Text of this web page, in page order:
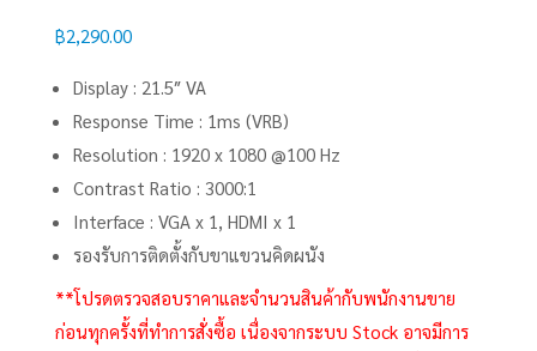
฿2,290.00
Display : 21.5″ VA
Response Time : 1ms (VRB)
Resolution : 1920 x 1080 @100 Hz
Contrast Ratio : 3000:1
Interface : VGA x 1, HDMI x 1
รองรับการติดตั้งกับขาแขวนคิดผนัง
**โปรดตรวจสอบราคาและจำนวนสินค้ากับพนักงานขาย
ก่อนทุกครั้งที่ทำการสั่งซื้อ เนื่องจากระบบ Stock อาจมีการ